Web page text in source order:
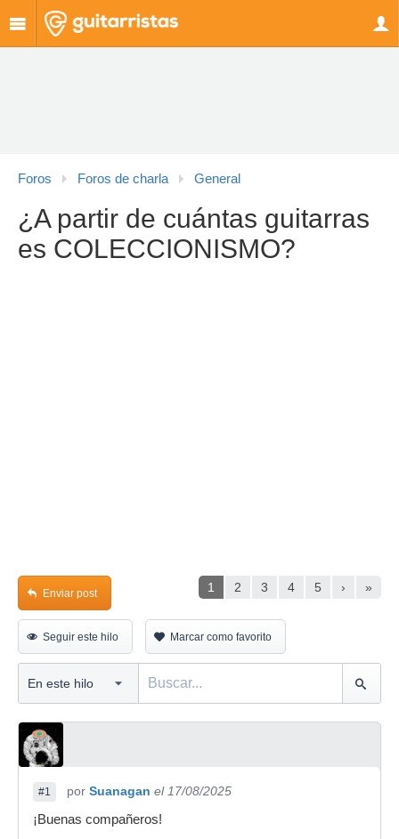
Foros Foros de charla General
¿A partir de cuántas guitarras
es COLECCIONISMO?
1 2 3 4 5 › »
Enviar post
Seguir este hilo Marcar como favorito
#1 por Suanagan el 17/08/2025
¡Buenas compañeros!